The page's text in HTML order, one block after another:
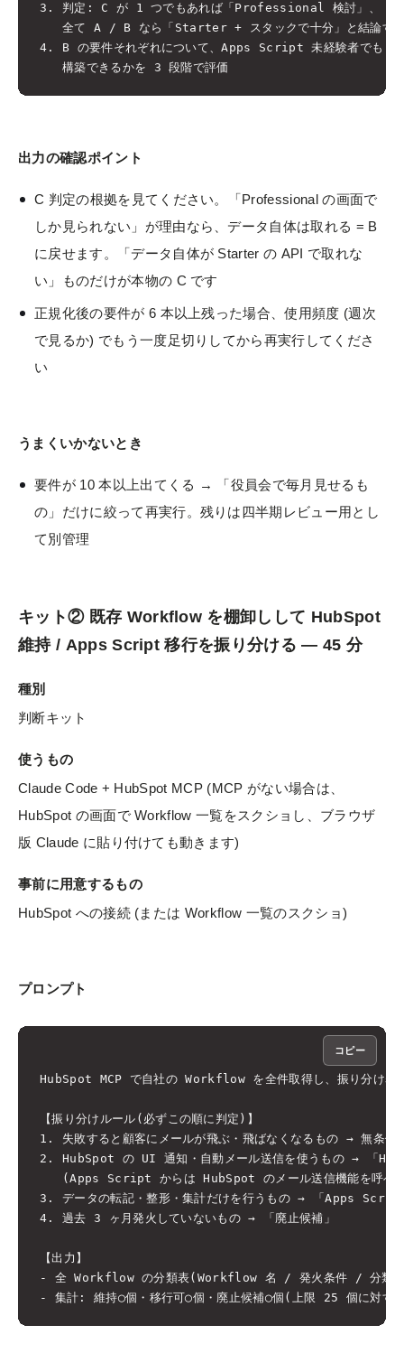
3. 判定: C が 1 つでもあれば「Professional 検討」、
全て A / B なら「Starter + スタックで十分」と結論す
4. B の要件それぞれについて、Apps Script 未経験者でも
出力の確認ポイント
C 判定の根拠を見てください。「Professional の画面で
しか見られない」が理由なら、データ自体は取れる = B
に戻せます。「データ自体が Starter の API で取れな
い」ものだけが本物の C です
正規化後の要件が 6 本以上残った場合、使用頻度 (週次
で見るか) でもう一度足切りしてから再実行してくださ
い
うまくいかないとき
要件が 10 本以上出てくる → 「役員会で毎月見せるも
の」だけに絞って再実行。残りは四半期レビュー用とし
て別管理
キット② 既存 Workflow を棚卸しして HubSpot
維持 / Apps Script 移行を振り分ける — 45 分
種別
判断キット
使うもの
Claude Code + HubSpot MCP (MCP がない場合は、
HubSpot の画面で Workflow 一覧をスクショし、ブラウザ
版 Claude に貼り付けても動きます)
事前に用意するもの
HubSpot への接続 (または Workflow 一覧のスクショ)
プロンプト
HubSpot MCP で自社の Workflow を全件取得し、振り分け表
【振り分けルール(必ずこの順に判定)】
1. 失敗すると顧客にメールが飛ぶ・飛ばなくなるもの → 無条
2. HubSpot の UI 通知・自動メール送信を使うもの → 「
(Apps Script からは HubSpot のメール送信機能を呼べ
3. データの転記・整形・集計だけを行うもの → 「Apps
4. 過去 3 ヶ月発火していないもの → 「廃止候補」
【出力】
- 全 Workflow の分類表(Workflow 名 / 発火条件 / 分
コピー